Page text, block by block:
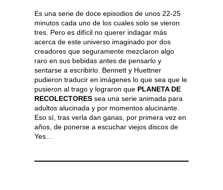
Es una serie de doce episodios de unos 22-25
minutos cada uno de los cuales solo se vieron
tres. Pero es difícil no querer indagar más
acerca de este universo imaginado por dos
creadores que seguramente mezclaron algo
raro en sus bebidas antes de pensarlo y
sentarse a escribirlo. Bennett y Huettner
pudieron traducir en imágenes lo que sea que le
pusieron al trago y lograron que PLANETA DE
RECOLECTORES sea una serie animada para
adultos alucinada y por momentos alucinante.
Eso sí, tras verla dan ganas, por primera vez en
años, de ponerse a escuchar viejos discos de
Yes…